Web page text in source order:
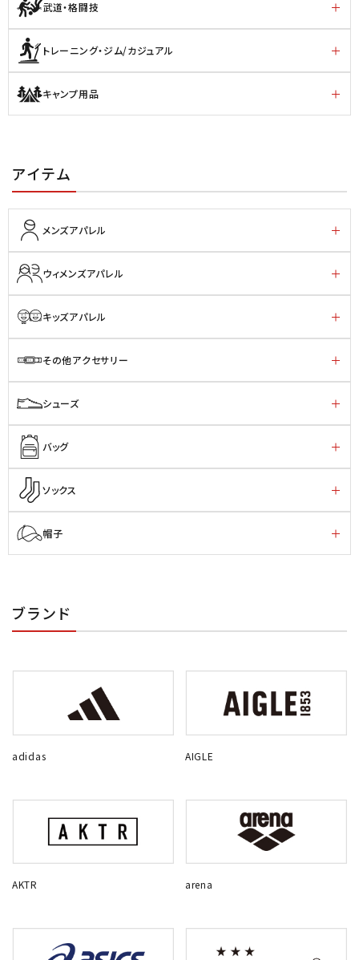
武道・格闘技
トレーニング・ジム/カジュアル
キャンプ用品
アイテム
メンズアパレル
ウィメンズアパレル
キッズアパレル
その他アクセサリー
シューズ
バッグ
ソックス
帽子
ブランド
adidas AIGLE
AKTR arena